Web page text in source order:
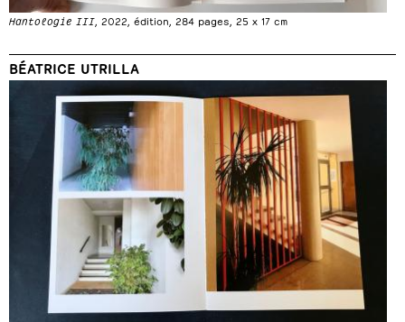
Hantologie III, 2022, édition, 284 pages, 25 x 17 cm
BÉATRICE UTRILLA